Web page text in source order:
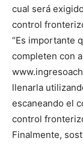
cual será
control
“Es importante
completen con
llenarla
escaneando el
control
Finalmente,